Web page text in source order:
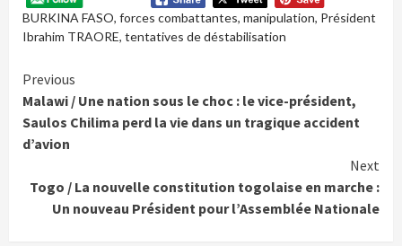
BURKINA FASO, forces combattantes, manipulation, Président
Ibrahim TRAORE, tentatives de déstabilisation
Continue
Reading
Previous
Malawi / Une nation sous le choc : le vice-président,
Saulos Chilima perd la vie dans un tragique accident
d’avion
Next
Togo / La nouvelle constitution togolaise en marche :
Un nouveau Président pour l’Assemblée Nationale